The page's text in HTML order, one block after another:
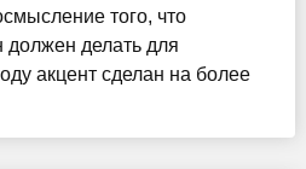
того, что
делать для
акцент сделан на более